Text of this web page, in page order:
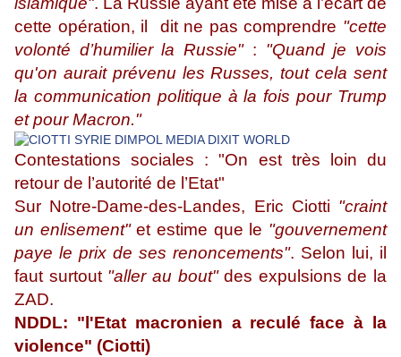
cette opération, il dit ne pas comprendre "cette
volonté d’humilier la Russie" : "Quand je vois
qu'on aurait prévenu les Russes, tout cela sent
la communication politique à la fois pour Trump
et pour Macron."
Contestations sociales : "On est très loin du
retour de l’autorité de l’Etat"
Sur Notre-Dame-des-Landes, Eric Ciotti "craint
un enlisement"et estime que le "gouvernement
paye le prix de ses renoncements". Selon lui, il
faut surtout "aller au bout"des expulsions de la
ZAD.
NDDL: "l'Etat macronien a reculé face à la
violence" (Ciotti)